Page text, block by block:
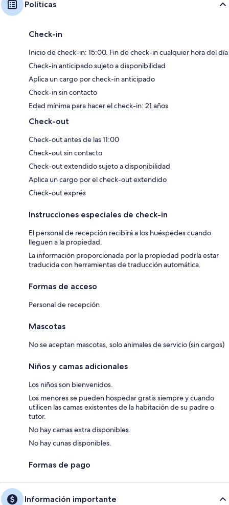
Políticas
Check-in
Inicio de check-in: 15:00. Fin de check-in cualquier hora del día
Check-in anticipado sujeto a disponibilidad
Aplica un cargo por check-in anticipado
Check-in sin contacto
Edad mínima para hacer el check-in: 21 años
Check-out
Check-out antes de las 11:00
Check-out sin contacto
Check-out extendido sujeto a disponibilidad
Aplica un cargo por el check-out extendido
Check-out exprés
Instrucciones especiales de check-in
El personal de recepción recibirá a los huéspedes cuando
lleguen a la propiedad.
La información proporcionada por la propiedad podría estar
traducida con herramientas de traducción automática.
Formas de acceso
Personal de recepción
Mascotas
No se aceptan mascotas, solo animales de servicio (sin cargos)
Niños y camas adicionales
Los niños son bienvenidos.
Los menores se pueden hospedar gratis siempre y cuando
utilicen las camas existentes de la habitación de su padre o
tutor.
No hay camas extra disponibles.
No hay cunas disponibles.
Formas de pago
Información importante